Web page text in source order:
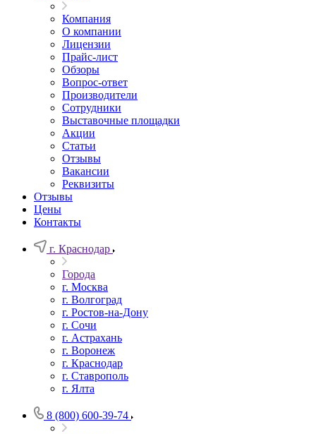
Компания
О компании
Лицензии
Прайс-лист
Обзоры
Вопрос-ответ
Производители
Сотрудники
Выставочные площадки
Акции
Статьи
Отзывы
Вакансии
Реквизиты
Отзывы
Цены
Контакты
г. Краснодар
Города
г. Москва
г. Волгоград
г. Ростов-на-Дону
г. Сочи
г. Астрахань
г. Воронеж
г. Краснодар
г. Ставрополь
г. Ялта
8 (800) 600-39-74